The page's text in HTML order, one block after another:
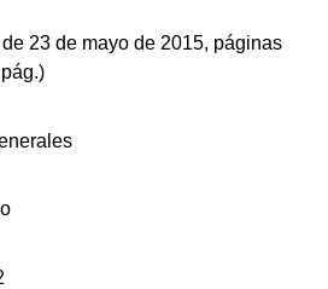
23 de mayo de 2015, páginas
pág.)